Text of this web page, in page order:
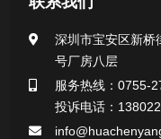
一次性使用采样器系
微生物样本保存液
核酸（DNA&RNA）
深圳市宝安区新桥
号厂房八层
服务热线：0755-
投诉电话：